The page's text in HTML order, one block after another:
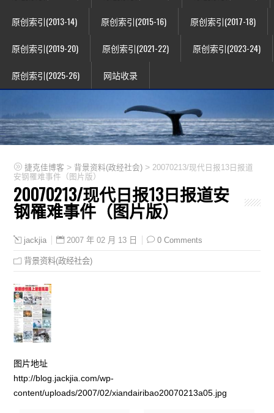
原创索引(2013-14) 原创索引(2015-16) 原创索引(2017-18)
原创索引(2019-20) 原创索引(2021-22) 原创索引(2023-24)
原创索引(2025-26) 网站收录
捷克佳博客 > 背景资料(政经社会) > 20070213/现代日报13日报道
安钢罹难事件（图片版）
20070213/现代日报13日报道安
钢罹难事件（图片版）
jackjia 2007 年 02 月 13 日 0 Comments
背景资料(政经社会)
图片地址
http://blog.jackjia.com/wp-
content/uploads/2007/02/xiandairibao20070213a05.jpg